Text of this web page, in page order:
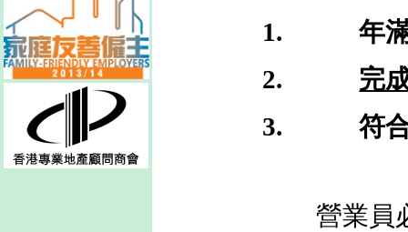
1.
年
2.
完
3.
符
營業員